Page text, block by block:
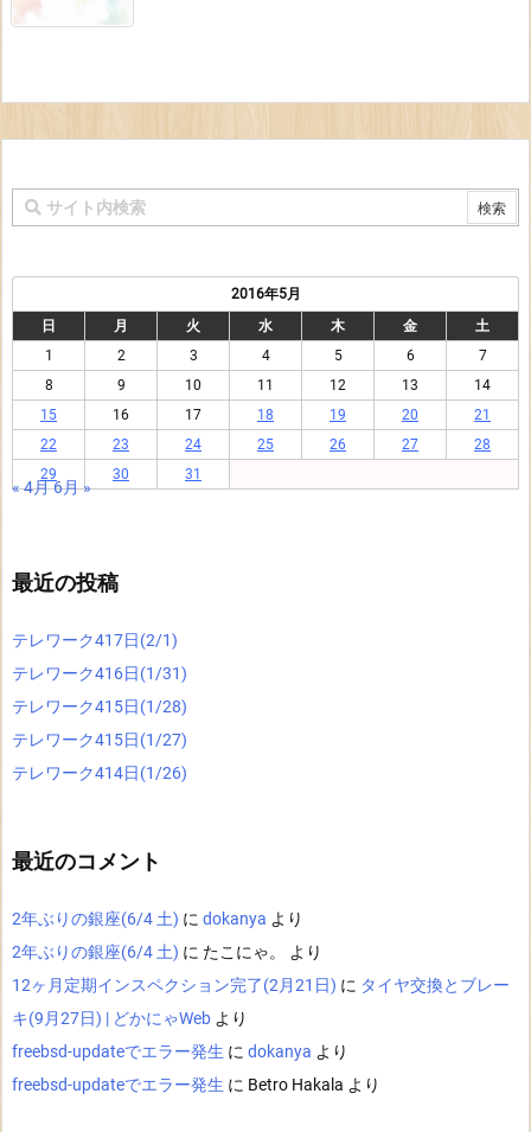
2016年5月
日
月 火 水 木 金
土
1
2 3 4 5 6
7
8
9 10 11 12 13
14
15
16 17 18 19 20
21
22
23 24 25 26 27
28
29
30 31
« 4月6月 »
最近の投稿
テレワーク417日(2/1)
テレワーク416日(1/31)
テレワーク415日(1/28)
テレワーク415日(1/27)
テレワーク414日(1/26)
最近のコメント
2年ぶりの銀座(6/4 土) に dokanya より
2年ぶりの銀座(6/4 土) に たこにゃ。
より
12ヶ月定期インスペクション完了(2月21日) に タイヤ交換とブレー
キ(9月27日) | どかにゃWeb より
freebsd-updateでエラー発生 に dokanya より
freebsd-updateでエラー発生 に Betro Hakala より